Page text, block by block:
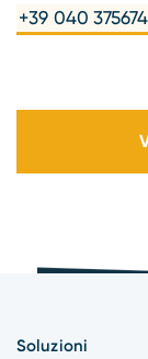
+39 040
Soluzioni